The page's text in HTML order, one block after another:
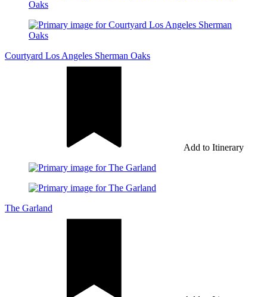
Courtyard Los Angeles Sherman Oaks
Add to Itinerary
The Garland